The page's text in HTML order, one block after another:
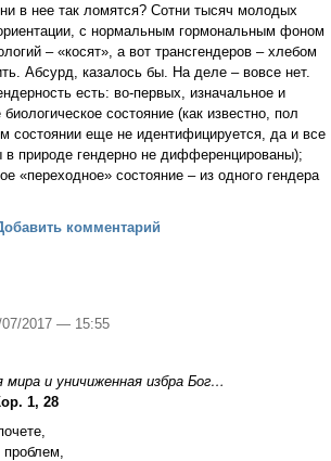
в нее так ломятся? Сотни тысяч молодых
с нормальным гормональным фоном
– «косят», а вот трансгендеров – хлебом
Абсурд, казалось бы. На деле – вовсе нет.
есть: во-первых, изначальное и
состояние (как известно, пол
состоянии еще не идентифицируется, да и все
в природе гендерно не дифференцированы);
«переходное» состояние – из одного гендера
кибернетическая политика и
комментарий
07/2017 — 15:55
и уничиженная избра Бог…
1, 28